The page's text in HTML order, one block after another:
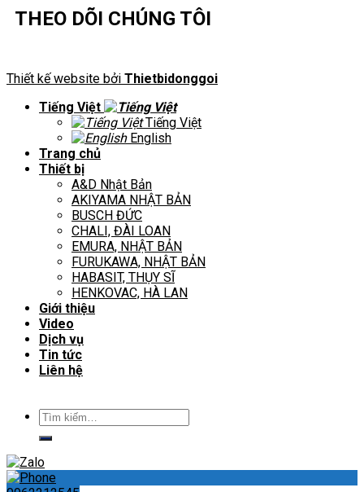
THEO DÕI CHÚNG TÔI
Thiết kế website bởi Thietbidonggoi
Tiếng Việt
Tiếng Việt
English
Trang chủ
Thiết bị
A&D Nhật Bản
AKIYAMA NHẬT BẢN
BUSCH ĐỨC
CHALI, ĐÀI LOAN
EMURA, NHẬT BẢN
FURUKAWA, NHẬT BẢN
HABASIT, THỤY SĨ
HENKOVAC, HÀ LAN
Giới thiệu
Video
Dịch vụ
Tin tức
Liên hệ
Tìm
kiếm: